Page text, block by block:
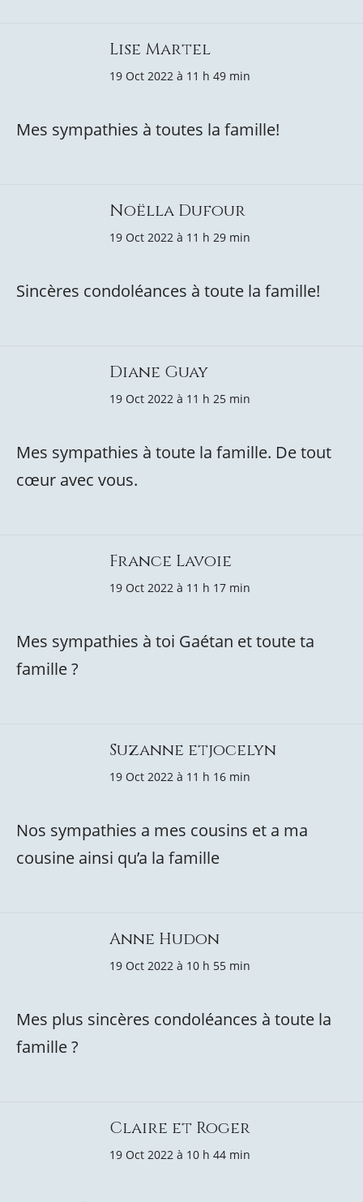
Lise Martel
19 Oct 2022 à 11 h 49 min
Mes sympathies à toutes la famille!
Noëlla Dufour
19 Oct 2022 à 11 h 29 min
Sincères condoléances à toute la famille!
Diane Guay
19 Oct 2022 à 11 h 25 min
Mes sympathies à toute la famille. De tout
cœur avec vous.
France Lavoie
19 Oct 2022 à 11 h 17 min
Mes sympathies à toi Gaétan et toute ta
famille ?
Suzanne etjocelyn
19 Oct 2022 à 11 h 16 min
Nos sympathies a mes cousins et a ma
cousine ainsi qu’a la famille
Anne Hudon
19 Oct 2022 à 10 h 55 min
Mes plus sincères condoléances à toute la
famille ?
Claire et Roger
19 Oct 2022 à 10 h 44 min